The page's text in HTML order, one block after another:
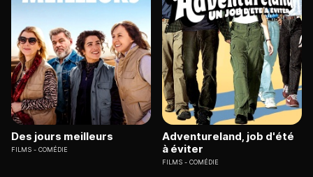
Des jours meilleurs
FILMS COMÉDIE
Adventureland, job d'été
à éviter
FILMS COMÉDIE